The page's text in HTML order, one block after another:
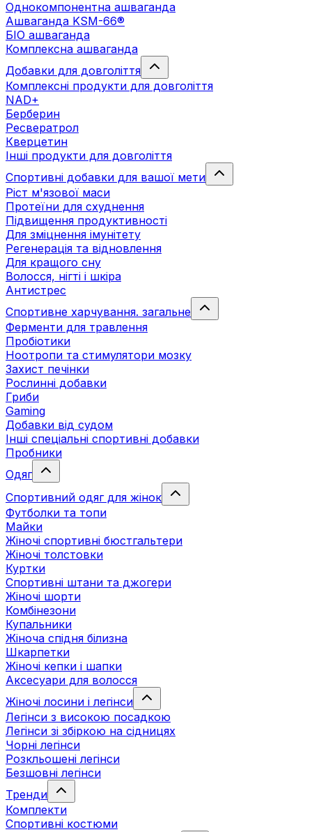
Однокомпонентна ашваганда
Ашваганда KSM-66®
БІО ашваганда
Комплексна ашваганда
Добавки для довголіття
Комплексні продукти для довголіття
NAD+
Берберин
Ресвератрол
Кверцетин
Інші продукти для довголіття
Спортивні добавки для вашої мети
Ріст м'язової маси
Протеїни для схуднення
Підвищення продуктивності
Для зміцнення імунітету
Регенерація та відновлення
Для кращого сну
Волосся, нігті і шкіра
Антистрес
Спортивне харчування. загальне
Ферменти для травлення
Пробіотики
Ноотропи та стимулятори мозку
Захист печінки
Рослинні добавки
Гриби
Gaming
Добавки від судом
Інші спеціальні спортивні добавки
Пробники
Одяг
Спортивний одяг для жінок
Футболки та топи
Майки
Жіночі спортивні бюстгальтери
Жіночі толстовки
Куртки
Спортивні штани та джогери
Жіночі шорти
Комбінезони
Купальники
Жіноча спідня білизна
Шкарпетки
Жіночі кепки і шапки
Аксесуари для волосся
Жіночі лосини і легінси
Легінси з високою посадкою
Легінси зі збіркою на сідницях
Чорні легінси
Розкльошені легінси
Безшовні легінси
Тренди
Комплекти
Спортивні костюми